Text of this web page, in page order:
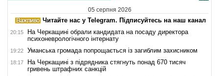
05 серпня 2026
Читайте нас у Telegram. Підписуйтесь на наш канал
20:15
На Черкащині обрали кандидата на посаду директора
психоневрологічного інтернату
19:22 Уманська громада попрощається із загиблим захисником
18:17
На Черкащині з підрядника стягнуть понад 670 тисяч
гривень штрафних санкцій